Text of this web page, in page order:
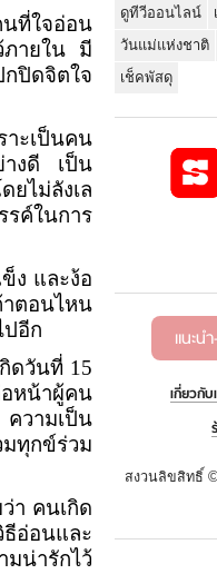
ที่ใจอ่อน
ภายใน มี
ปิดจิตใจ
าะเป็นคน
างดี เป็น
ไม่ลังเล
ค์ในการ
ง และง้อ
าตอนไหน
ปอีก
ดวันที่ 15
อหน้าผู้คน
วามเป็น
ทุกข์ร่วม
า คนเกิด
อ่อนและ
มน่ารักไว้
ดูทีวีออนไลน์
วันแม่แห่งชาติ
เช็คพัสดุ
แนะน
เกี่ยวกับ
สงวนลิขสิทธิ์